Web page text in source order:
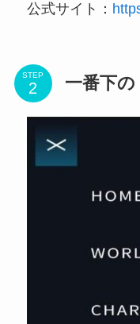
公式サイト：
STEP 一番下